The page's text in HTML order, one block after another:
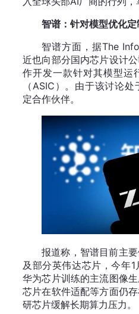
智谱：针对模型优化
智谱方面，据The
近也向部分国内芯片设计
作开发一款针对其模型运
（ASIC）。由于该讨论
定合作伙伴。
报道称，智谱目前主
及部分英伟达芯片，今年
华为芯片训练的主流图像
芯片在软件适配等方面仍
研芯片缓解长期算力压力。